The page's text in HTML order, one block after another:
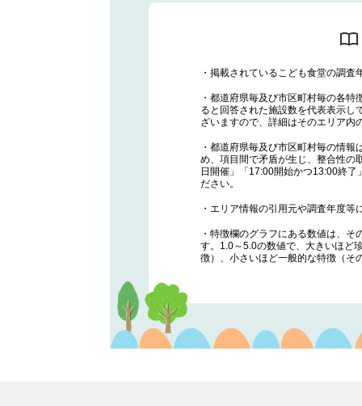
・掲載されているこども食堂の調査
・都道府県毎及び市区町村毎の各
ると回答された施設数を代表表示し
ざいますので、詳細はそのエリア内
・都道府県毎及び市区町村毎の情
め、項目間で矛盾が生じ、整合性の
日開催」「17:00開始かつ13:00終
ださい。
・エリア情報の引用元や調査年度
・特徴欄のグラフにある数値は、
す。1.0～5.0の数値で、大きいほど
徴）、小さいほど一般的な特徴（そ